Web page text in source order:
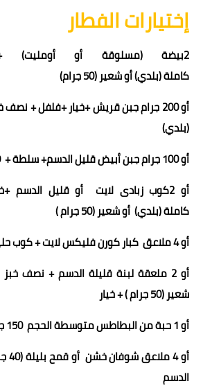
إختيارات الفطار
2بيضة (مسلوقة أو أومليت)
كاملة(بلدي)أوشعير(50 جرام
)
أو200جرام جبن قريش +خيار +فلفل+نصف
(بلدي)
أو 100 جرام جبن أبيض قليل الدسم+ سلطة + 40 جرام خبز الشوفان
أو 2كوب زبادى لايت أو قليل الدسم
كاملة(بلدي) أو شعير(50 جرام
)
أو4 ملاعق كبار كورن فليكس لايت + كوب حليب خالي الدسم
أو 2 ملعقة لبنة قليلة الدسم
+ نصف خبز
شعير(50 جرام
) + خيار
أو 1 حبة منالبطاطس متوسطة الحجم 150 جرام +
أو 4 ملاعق شوفان خشن
أو قمح بليلة (40 جرام)
الدسم